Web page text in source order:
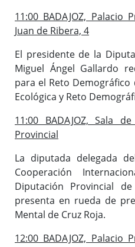
11:00 BADAJOZ, Palacio
Juan de Ribera, 4
El presidente de la
Miguel Ángel Gallardo
para el Reto
Ecológica y Reto
11:00 BADAJOZ, Sala
Provincial
La diputada delegada
Cooperación
Diputación Provincial
presenta en rueda de
Mental de Cruz Roja.
12:00 BADAJOZ, Palacio